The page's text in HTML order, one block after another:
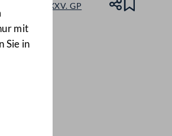
mit
Sie in
Nationalrat - XXV. GP
J